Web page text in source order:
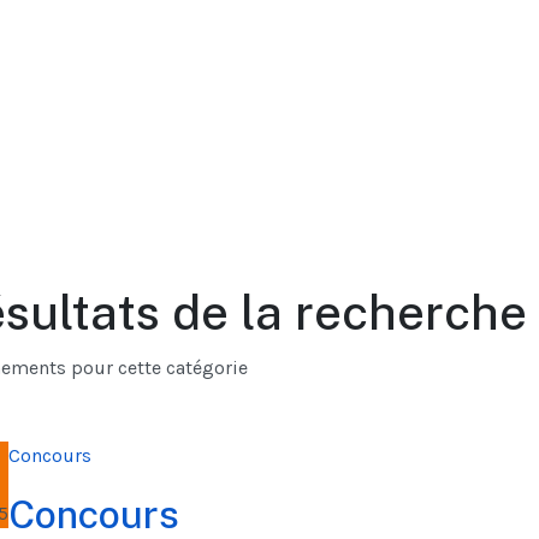
de la recherche
pour cette catégorie
Concours
Concours